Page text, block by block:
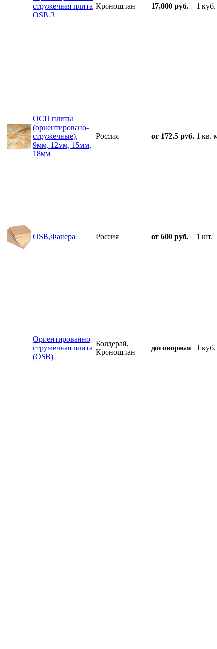
стружечная плита
OSB-3
Кроношпан 17,000 руб. 1
ОСП плиты
(ориентировано-
стружечные),
9мм, 12мм, 15мм,
18мм
Россия от 172.5 руб. 1 кв.
OSB,Фанера Россия от 600 руб. 1 шт.
Ориентированно
стружечная плита
(OSB)
Болдерай,
Кроношпан
договорная 1